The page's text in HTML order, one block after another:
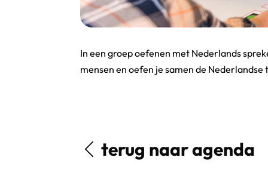
In een groep oefenen met Nederlands
mensen en oefen je samen de Nederlandse
terug naar agenda